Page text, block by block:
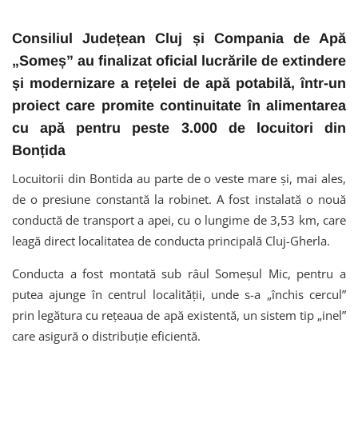
Consiliul Județean Cluj și Compania de Apă
„Someș” au finalizat oficial lucrările de extindere
și modernizare a rețelei de apă potabilă, într-un
proiect care promite continuitate în alimentarea
cu apă pentru peste 3.000 de locuitori din
Bonțida
Locuitorii din Bontida au parte de o veste mare și, mai ales,
de o presiune constantă la robinet. A fost instalată o nouă
conductă de transport a apei, cu o lungime de 3,53 km, care
leagă direct localitatea de conducta principală Cluj-Gherla.
Conducta a fost montată sub râul Someșul Mic, pentru a
putea ajunge în centrul localității, unde s-a „închis cercul”
prin legătura cu rețeaua de apă existentă, un sistem tip „inel”
care asigură o distribuție eficientă.